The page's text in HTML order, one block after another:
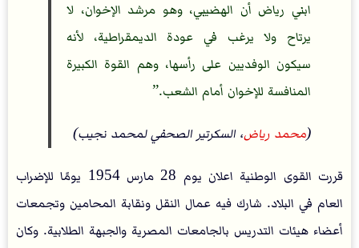
ابني رياض أن الهضيبي، وهو مرشد الإخوان، لا
يرتاح ولا يرغب في عودة الديمقراطية، لأنه
سيكون الوفديين على رأسها، وهم القوة الكبيرة
المنافسة للإخوان أمام الشعب.
(محمد رياض، السكرتير الصحفي لمحمد نجيب)
قررت القوى الوطنية اعلان يوم 28 مارس 1954 يومًا للإضراب
العام في البلاد. شارك فيه عمال النقل ونقابة المحامين وتجمعات
أعضاء هيئات التدريس بالجامعات المصرية والجبهة الطلابية. وكان